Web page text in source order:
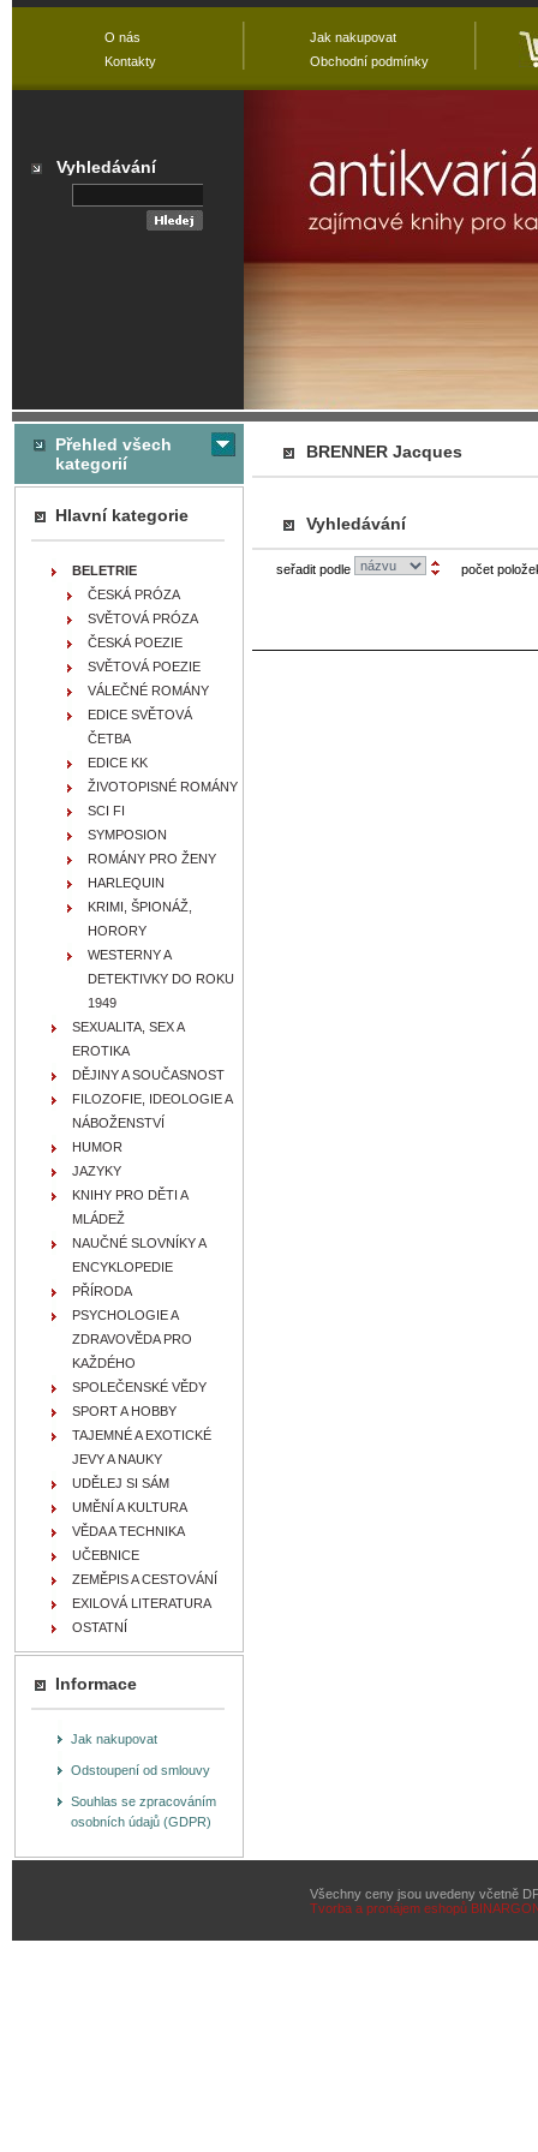
BRENNER Jacques
Vyhledávání
seřadit podle počet
Přehled všech
kategorií
Hlavní kategorie
BELETRIE
ČESKÁ PRÓZA
SVĚTOVÁ PRÓZA
ČESKÁ POEZIE
SVĚTOVÁ POEZIE
VÁLEČNÉ ROMÁNY
EDICE SVĚTOVÁ
ČETBA
EDICE KK
ŽIVOTOPISNÉ ROMÁNY
SCI FI
SYMPOSION
ROMÁNY PRO ŽENY
HARLEQUIN
KRIMI, ŠPIONÁŽ,
HORORY
WESTERNY A
DETEKTIVKY DO ROKU
1949
SEXUALITA, SEX A
EROTIKA
DĚJINY A SOUČASNOST
FILOZOFIE, IDEOLOGIE A
NÁBOŽENSTVÍ
HUMOR
JAZYKY
KNIHY PRO DĚTI A
MLÁDEŽ
NAUČNÉ SLOVNÍKY A
ENCYKLOPEDIE
PŘÍRODA
PSYCHOLOGIE A
ZDRAVOVĚDA PRO
KAŽDÉHO
SPOLEČENSKÉ VĚDY
SPORT A HOBBY
TAJEMNÉ A EXOTICKÉ
JEVY A NAUKY
UDĚLEJ SI SÁM
UMĚNÍ A KULTURA
VĚDA A TECHNIKA
UČEBNICE
ZEMĚPIS A CESTOVÁNÍ
EXILOVÁ LITERATURA
OSTATNÍ
Informace
Jak nakupovat
Odstoupení od smlouvy
Souhlas se zpracováním
osobních údajů (GDPR)
Všechny ceny jsou uvedeny včetně
Tvorba a pronájem eshopů
O nás
Kontakty
Jak nakupovat
Obchodní podmínky
Vyhledávání